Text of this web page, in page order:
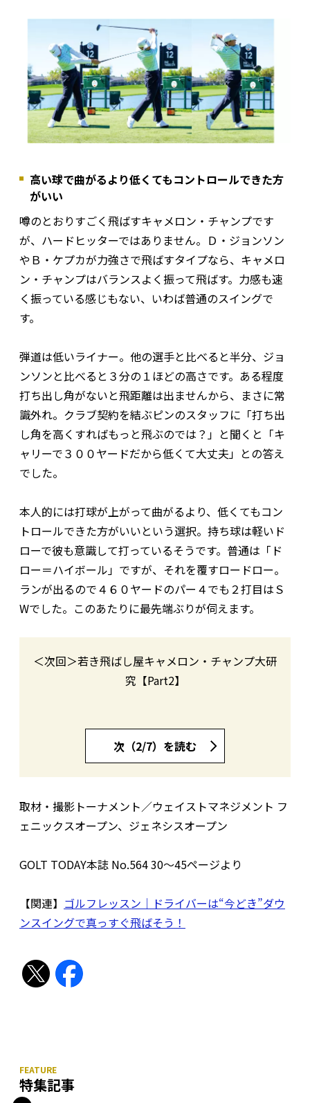
高い球で曲がるより低くてもコントロールできた方
がいい
噂のとおりすごく飛ばすキャメロン・チャンプです
が、ハードヒッターではありません。Ｄ・ジョンソン
やＢ・ケプカが力強さで飛ばすタイプなら、キャメロ
ン・チャンプはバランスよく振って飛ばす。力感も速
く振っている感じもない、いわば普通のスイングで
す。
弾道は低いライナー。他の選手と比べると半分、ジョ
ンソンと比べると３分の１ほどの高さです。ある程度
打ち出し角がないと飛距離は出ませんから、まさに常
識外れ。クラブ契約を結ぶピンのスタッフに「打ち出
し角を高くすればもっと飛ぶのでは？」と聞くと「キ
ャリーで３００ヤードだから低くて大丈夫」との答え
でした。
本人的には打球が上がって曲がるより、低くてもコン
トロールできた方がいいという選択。持ち球は軽いド
ローで彼も意識して打っているそうです。普通は「ド
ロー＝ハイボール」ですが、それを覆すロードロー。
ランが出るので４６０ヤードのパー４でも２打目はＳ
Wでした。このあたりに最先端ぶりが伺えます。
＜次回＞若き飛ばし屋キャメロン・チャンプ大研
究【Part2】
次（2/7）を読む
取材・撮影トーナメント／ウェイストマネジメント フ
ェニックスオープン、ジェネシスオープン
GOLT TODAY本誌 No.564 30～45ページより
【関連】 ゴルフレッスン｜ドライバーは“今どき”ダウ
ンスイングで真っすぐ飛ばそう！
特集記事